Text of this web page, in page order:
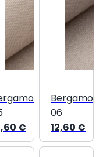
€
Bergamo
06
12,60 €